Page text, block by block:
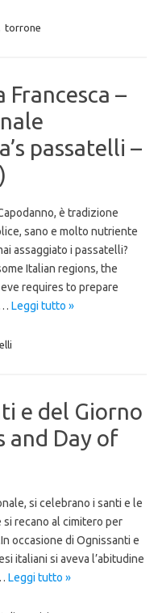
torrone
Francesca –
passatelli –
è tradizione
sano e molto nutriente
assaggiato i passatelli?
Italian regions, the
requires to prepare
Leggi tutto »
e del Giorno
and Day of
si celebrano i santi e le
recano al cimitero per
occasione di Ognissanti e
italiani si aveva l’abitudine
Leggi tutto »